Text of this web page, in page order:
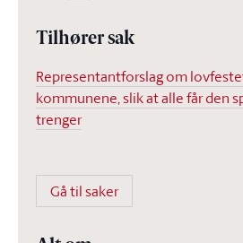
Tilhører sak
Representantforslag om
kommunene, slik at alle får den
trenger
Gå til saker